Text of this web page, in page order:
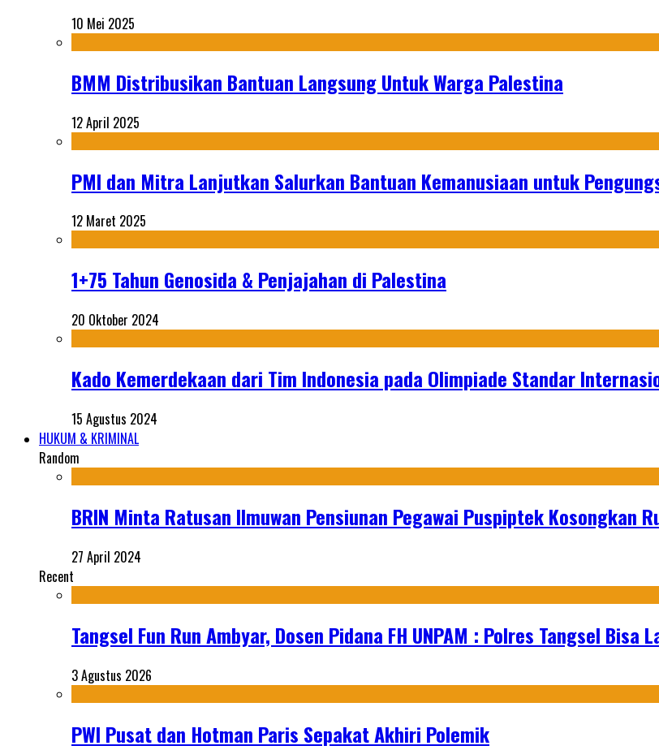
10 Mei 2025
BMM Distribusikan Bantuan Langsung Untuk Warga Palestina
12 April 2025
PMI dan Mitra Lanjutkan Salurkan Bantuan Kemanusiaan untuk
12 Maret 2025
1+75 Tahun Genosida & Penjajahan di Palestina
20 Oktober 2024
Kado Kemerdekaan dari Tim Indonesia pada Olimpiade Standar
15 Agustus 2024
HUKUM & KRIMINAL
Random
BRIN Minta Ratusan Ilmuwan Pensiunan Pegawai Puspiptek Kosongkan
27 April 2024
Recent
Tangsel Fun Run Ambyar, Dosen Pidana FH UNPAM : Polres Tangsel Bisa
3 Agustus 2026
PWI Pusat dan Hotman Paris Sepakat Akhiri Polemik